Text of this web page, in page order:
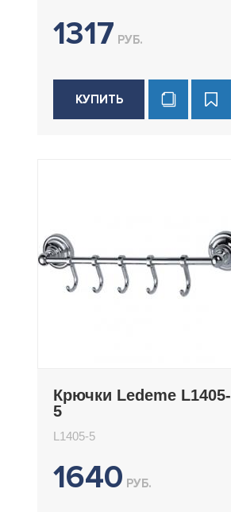
1317 РУБ.
КУПИТЬ
Крючки Ledeme L1405-
5
L1405-5
1640 РУБ.